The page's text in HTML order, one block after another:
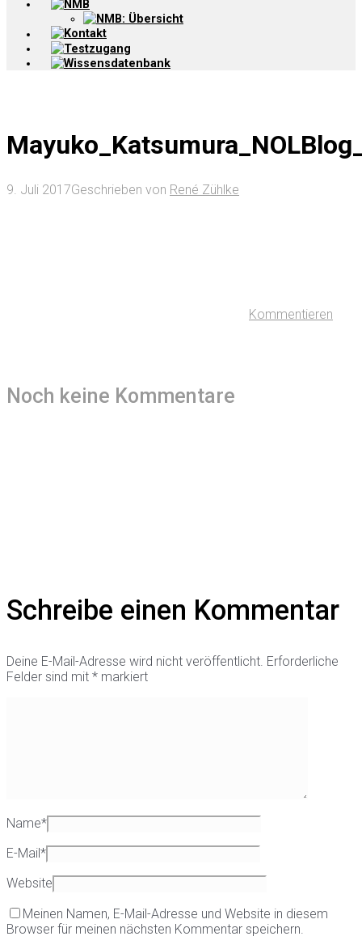
NMB
NMB: Übersicht
Kontakt
Testzugang
Wissensdatenbank
9. Juli 2017Geschrieben von René Zühlke
Kommentieren
Noch keine Kommentare
Schreibe einen Kommentar
Deine E-Mail-Adresse wird nicht veröffentlicht. Erforderliche
Felder sind mit * markiert
Name*
E-Mail*
Website
Meinen Namen, E-Mail-Adresse und Website in diesem
Browser für meinen nächsten Kommentar speichern.